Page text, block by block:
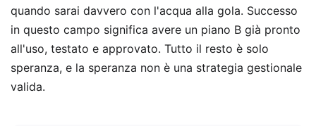
quando sarai davvero con l'acqua alla gola. Successo
in questo campo significa avere un piano B già pronto
all'uso, testato e approvato. Tutto il resto è solo
speranza, e la speranza non è una strategia gestionale
valida.